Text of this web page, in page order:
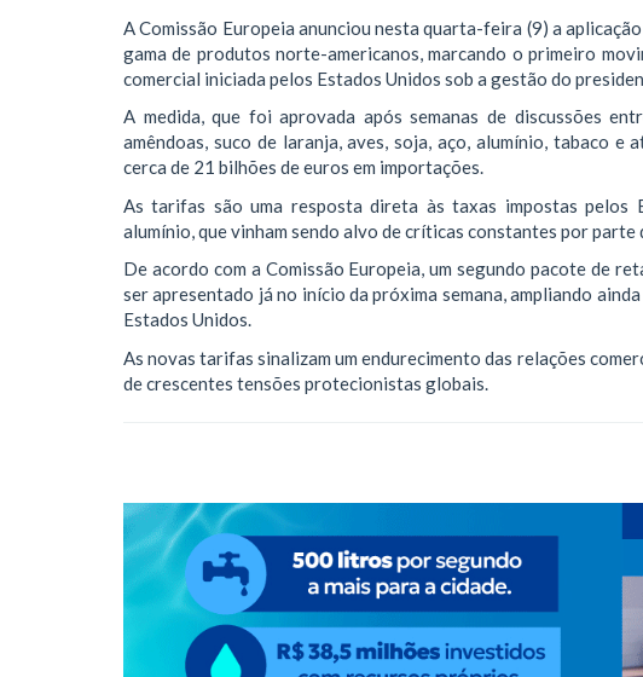
A Comissão Europeia anunciou nesta quarta-feira (9) a
gama de produtos norte-americanos, marcando o primeiro
comercial iniciada pelos Estados Unidos sob a gestão do
A medida, que foi aprovada após semanas de discussões
amêndoas, suco de laranja, aves, soja, aço, alumínio, tabaco
cerca de 21 bilhões de euros em importações.
As tarifas são uma resposta direta às taxas impostas pelos
alumínio, que vinham sendo alvo de críticas constantes por parte
De acordo com a Comissão Europeia, um segundo pacote de
ser apresentado já no início da próxima semana, ampliando
Estados Unidos.
As novas tarifas sinalizam um endurecimento das relações
de crescentes tensões protecionistas globais.